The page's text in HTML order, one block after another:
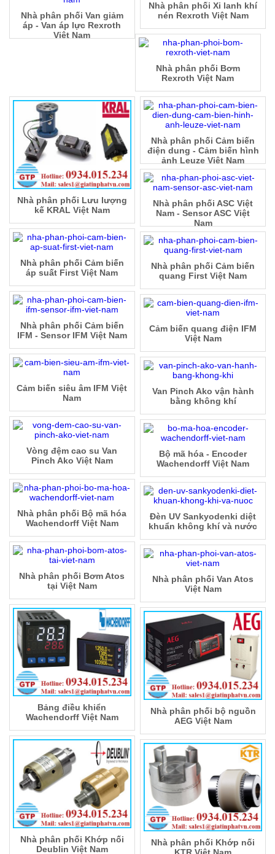
Nhà phân phối Van giảm
áp - Van áp lực Rexroth
Việt Nam
Nhà phân phối Xi lanh khí
nén Rexroth Việt Nam
Nhà phân phối Bơm
Rexroth Việt Nam
Nhà phân phối Cảm biến
điện dung - Cảm biến hình
ảnh Leuze Việt Nam
Nhà phân phối Lưu lượng
kế KRAL Việt Nam
Nhà phân phối ASC Việt
Nam - Sensor ASC Việt
Nam
Nhà phân phối Cảm biến
áp suất First Việt Nam
Nhà phân phối Cảm biến
quang First Việt Nam
Nhà phân phối Cảm biến
IFM - Sensor IFM Việt Nam
Cảm biến quang điện IFM
Việt Nam
Cảm biến siêu âm IFM Việt
Nam
Van Pinch Ako vận hành
bằng không khí
Vòng đệm cao su Van
Pinch Ako Việt Nam
Bộ mã hóa - Encoder
Wachendorff Việt Nam
Nhà phân phối Bộ mã hóa
Wachendorff Việt Nam
Đèn UV Sankyodenki diệt
khuẩn không khí và nước
Nhà phân phối Bơm Atos
tại Việt Nam
Nhà phân phối Van Atos
Việt Nam
Bảng điều khiển
Wachendorff Việt Nam
Nhà phân phối bộ nguồn
AEG Việt Nam
Nhà phân phối Khớp nối
Deublin Việt Nam
Nhà phân phối Khớp nối